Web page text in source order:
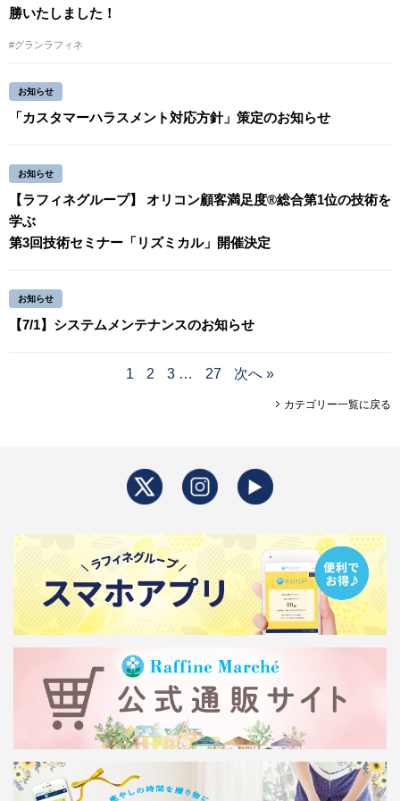
勝いたしました！
#グランラフィネ
お知らせ
「カスタマーハラスメント対応方針」策定のお知らせ
お知らせ
【ラフィネグループ】 オリコン顧客満足度®総合第1位の技術を
学ぶ
第3回技術セミナー「リズミカル」開催決定
お知らせ
【7/1】システムメンテナンスのお知らせ
1 2 3 … 27 次へ »
カテゴリー一覧に戻る